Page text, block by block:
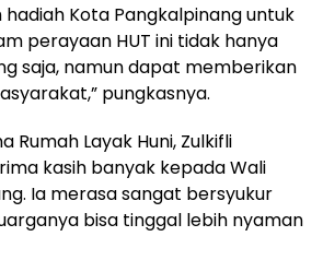
hadiah Kota Pangkalpinang untuk
perayaan HUT ini tidak hanya
saja, namun dapat memberikan
pungkasnya.
Rumah Layak Huni, Zulkifli
kasih banyak kepada Wali
Ia merasa sangat bersyukur
bisa tinggal lebih nyaman